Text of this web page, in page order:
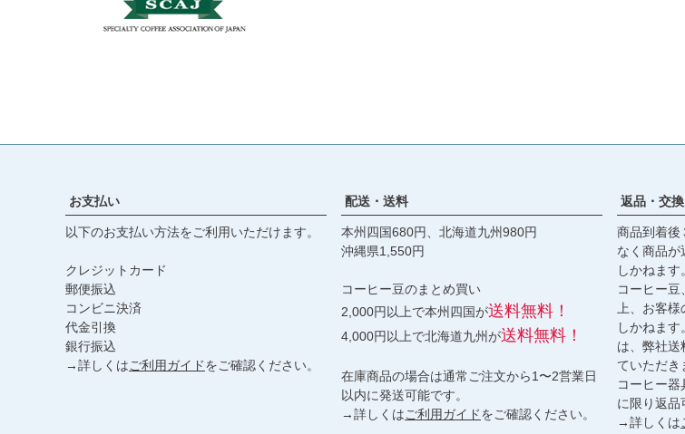
お支払い
以下のお支払い方法をご利用いただけます。
クレジットカード
郵便振込
コンビニ決済
代金引換
銀行振込
→詳しくはご利用ガイドをご確認ください。
配送・送料
本州四国680円、北海道九州980円
沖縄県1,550円
コーヒー豆のまとめ買い
2,000円以上で本州四国が送料無料！
4,000円以上で北海道九州が送料無料！
在庫商品の場合は通常ご注文から1〜2営業日
以内に発送可能です。
→詳しくはご利用ガイドをご確認ください。
返品・交換
商品到着後
なく商品が
しかねます。
コーヒー
上、お客
しかねま
は、弊社送
ていただき
コーヒー
に限り返品
→詳しくは